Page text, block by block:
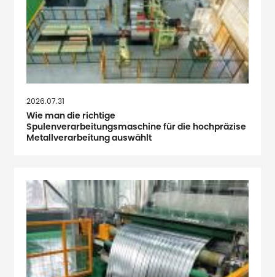
2026.07.31
Wie man die richtige
Spulenverarbeitungsmaschine für die hochpräzise
Metallverarbeitung auswählt